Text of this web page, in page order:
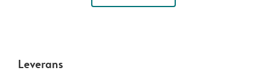
Leverans